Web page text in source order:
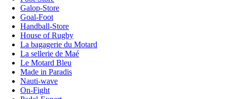
Galop-Store
Goal-Foot
Handball-Store
House of Rugby
La bagagerie du Motard
La sellerie de Maé
Le Motard Bleu
Made in Paradis
Nauti-wave
On-Fight